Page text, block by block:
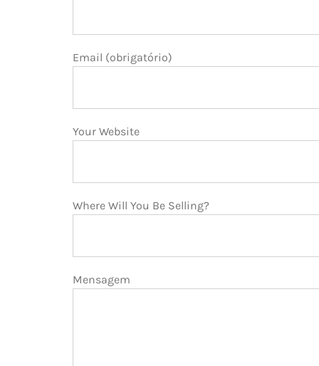
Email (obrigatório)
Your Website
Where Will You Be Selling?
Mensagem